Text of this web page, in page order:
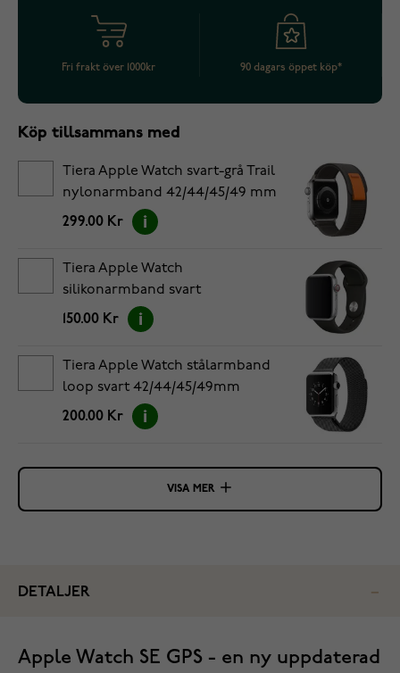
Fri frakt över 1000kr 90 dagars öppet köp*
Köp tillsammans med
Tiera Apple Watch svart-grå Trail
nylonarmband 42/44/45/49 mm
299.00 Kr
Tiera Apple Watch
silikonarmband svart
42/44/45/49mm
150.00 Kr
Tiera Apple Watch stålarmband
loop svart 42/44/45/49mm
200.00 Kr
VISA MER
DETALJER
Apple Watch SE GPS - en ny uppdaterad